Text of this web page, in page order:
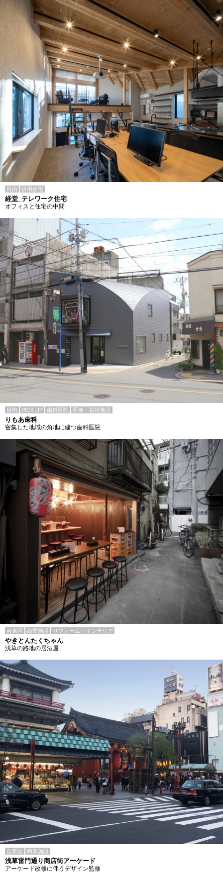
目的 併用住宅
経堂_テレワーク住宅
オフィスと住宅の中間
目的 PICK UP 歯科医院 医療・福祉施設
りもあ歯科
密集した地域の角地に建つ歯科医院
台東区 商業施設 リフォーム・インテリア
やきとんたくちゃん
浅草の路地の居酒屋
台東区 商業施設
浅草雷門通り商店街アーケード
アーケード改修に伴うデザイン監修